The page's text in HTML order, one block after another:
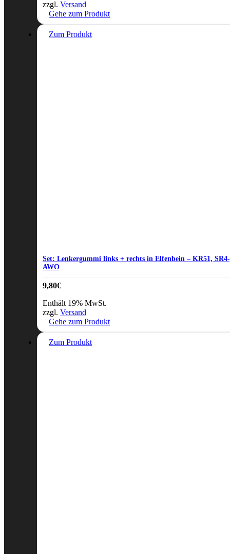
zzgl. Versand
Gehe zum Produkt
Zum Produkt
Set: Lenkergummi links + rechts in Elfenbein – KR51,
AWO
9,80€
Enthält 19% MwSt.
zzgl. Versand
Gehe zum Produkt
Zum Produkt